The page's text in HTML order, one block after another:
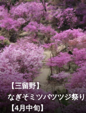
【三留野】
なぎそミツバツツジ祭り
【4月中旬】